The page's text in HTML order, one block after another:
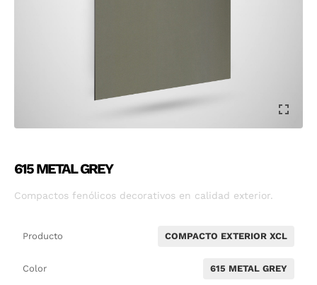
615 METAL GREY
Compactos fenólicos decorativos en calidad exterior.
Producto COMPACTO EXTERIOR XCL
Color 615 METAL GREY